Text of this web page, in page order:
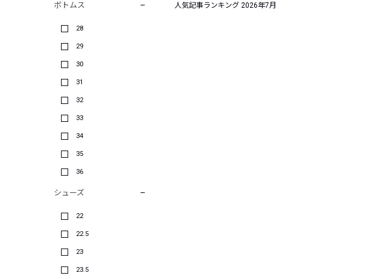
ボトムス
28
29
30
31
32
33
34
35
36
シューズ
22
22.5
23
23.5
人気記事ランキング 2026年7月